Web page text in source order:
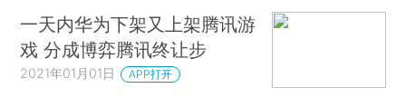
一天内华为下架又上架腾讯游
戏 分成博弈腾讯终让步
2021年01月01日 APP打开